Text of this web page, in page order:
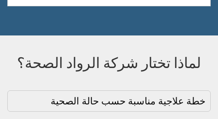
لماذا تختار شركة الرواد الصحة؟
خطة علاجية مناسبة حسب حالة الصحية